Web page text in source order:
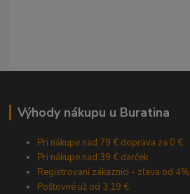
Výhody nákupu u Buratina
Pri nákupe nad 79 € doprava za 0 €
Pri nákupe nad 39 € darček
Registrovaní zákazníci - zľava od 4%
Poštovné už od 3,19 €